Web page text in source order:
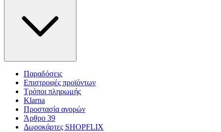
Παραδόσεις
Επιστροφές προϊόντων
Τρόποι πληρωμής
Klarna
Προστασία αγορών
Άρθρο 39
Δωροκάρτες SHOPFLIX